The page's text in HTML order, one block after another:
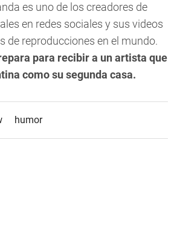
es uno de los creadores de
en redes sociales y sus videos
de reproducciones en el mundo.
para recibir a un artista que
como su segunda casa.
humor